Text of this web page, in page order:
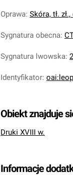
Oprawa: Skóra, tł.
Sygnatura obecna:
Sygnatura lwowska:
Identyfikator:
Obiekt znajduje
Druki XVIII w.
Informacje